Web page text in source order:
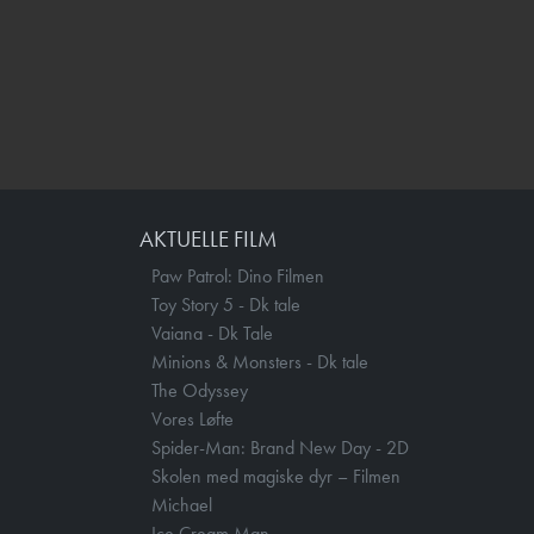
AKTUELLE FILM
Paw Patrol: Dino Filmen
Toy Story 5 - Dk tale
Vaiana - Dk Tale
Minions & Monsters - Dk tale
The Odyssey
Vores Løfte
Spider-Man: Brand New Day - 2D
Skolen med magiske dyr – Filmen
Michael